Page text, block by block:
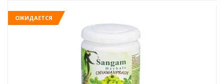
ОЖИДАЕТСЯ